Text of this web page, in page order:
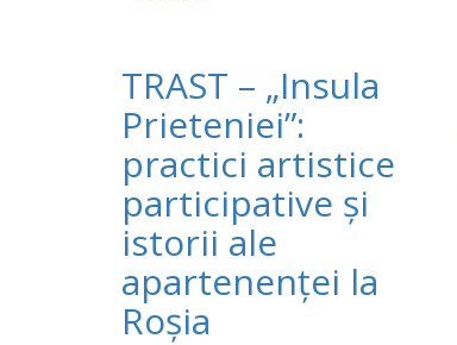
TRAST – „Insula
Prieteniei”:
practici artistice
participative și
istorii ale
apartenenței la
Roșia